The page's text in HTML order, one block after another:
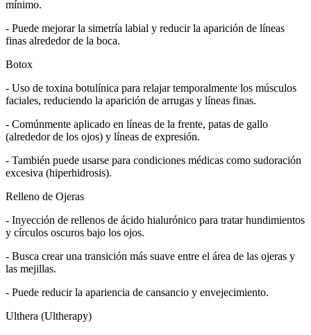
mínimo.
- Puede mejorar la simetría labial y reducir la aparición de líneas
finas alrededor de la boca.
Botox
- Uso de toxina botulínica para relajar temporalmente los músculos
faciales, reduciendo la aparición de arrugas y líneas finas.
- Comúnmente aplicado en líneas de la frente, patas de gallo
(alrededor de los ojos) y líneas de expresión.
- También puede usarse para condiciones médicas como sudoración
excesiva (hiperhidrosis).
Relleno de Ojeras
- Inyección de rellenos de ácido hialurónico para tratar hundimientos
y círculos oscuros bajo los ojos.
- Busca crear una transición más suave entre el área de las ojeras y
las mejillas.
- Puede reducir la apariencia de cansancio y envejecimiento.
Ulthera (Ultherapy)